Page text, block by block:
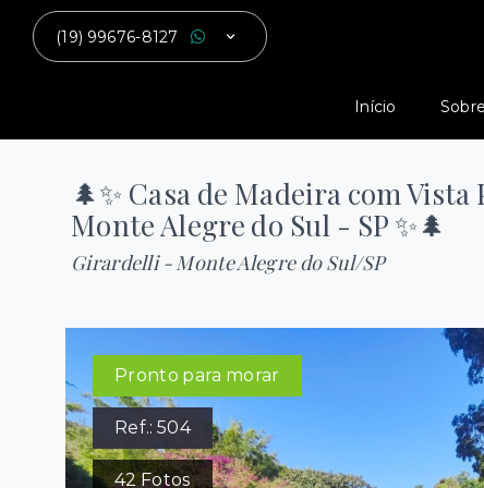
(19) 99676-8127
Início Sobre
🌲✨ Casa de Madeira com
Monte Alegre do Sul - SP ✨🌲
Girardelli - Monte Alegre do Sul/SP
Pronto para morar
Ref.:504
42Fotos